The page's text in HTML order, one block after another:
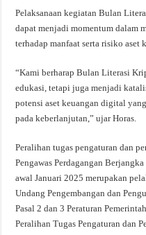
Pelaksanaan kegiatan Bulan
dapat menjadi momentum dalam
terhadap manfaat serta risiko aset
“Kami berharap Bulan Literasi
edukasi, tetapi juga menjadi
potensi aset keuangan digital
pada keberlanjutan,” ujar Horas.
Peralihan tugas pengaturan dan
Pengawas Perdagangan
awal Januari 2025 merupakan
Undang Pengembangan dan
Pasal 2 dan 3 Peraturan
Peralihan Tugas Pengaturan dan